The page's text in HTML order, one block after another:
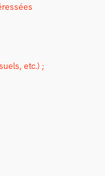
etc.) ;